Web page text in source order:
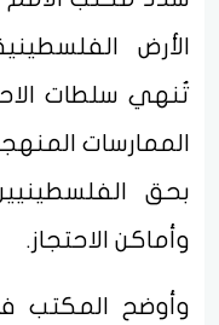
الأرض
تُنهي سلطات
الممارسات
بحق
وأماكن الاحتجاز.
وأوضح المكتب